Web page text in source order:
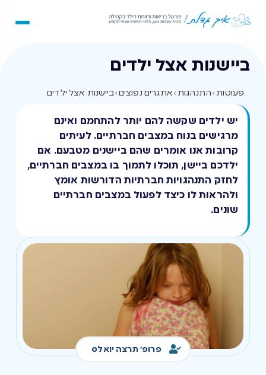
ביישנות אצל ילדים
פעוטות›התנהגות›אתגרים נפוצים›ביישנות אצל ילדים
יש ילדים שקשה להם יותר להתחמם ואינם
מרגישים בנוח במצבים חברתיים. לעיתים
קרובות אנו אומרים שהם ביישנים מטבעם. אם
ילדכם ביישן, תוכלו לתמוך בו במצבים חברתיים,
לחזק התנהגויות חברתיות הדורשות אומץ
ולהראות לו כיצד לפעול במצבים חברתיים
שונים.
פרופ' תרצה יואלס